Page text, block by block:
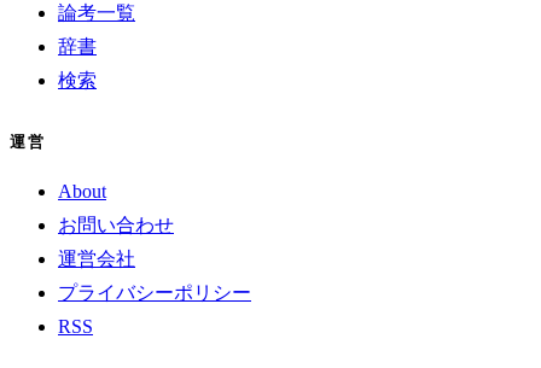
論考一覧
辞書
検索
運営
About
お問い合わせ
運営会社
プライバシーポリシー
RSS